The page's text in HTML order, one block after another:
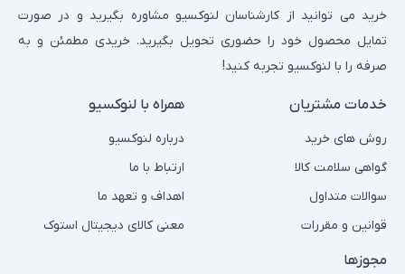
خرید می توانید از کارشناسان لنوکسیو مشاوره بگیرید و در صورت
تمایل محصول خود را حضوری تحویل بگیرید. خریدی مطمئن و به
صرفه را با لنوکسیو تجربه کنید!
خدمات مشتریان
روش های خرید
گواهی سلامت کالا
سوالات متداول
قوانین و مقررات
همراه با لنوکسیو
درباره لنوکسیو
ارتباط با ما
اهداف و تعهد ما
معنی کالای دیجیتال استوک
مجوزها